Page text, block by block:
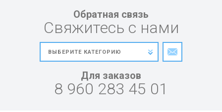
Обратная связь
Свяжитесь с нами
Для заказов
8 960 283 45 01